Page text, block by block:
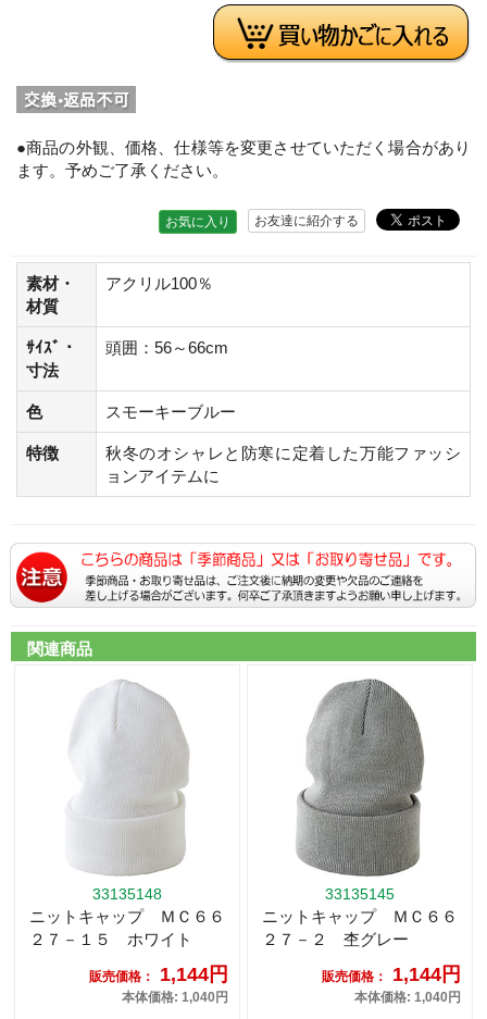
●商品の外観、価格、仕様等を変更させていただく場合があり
ます。予めご了承ください。
お友達に紹介する
お気に入り
素材・
材質
アクリル100％
ｻｲｽﾞ・
寸法
頭囲：56～66cm
色 スモーキーブルー
特徴
秋冬のオシャレと防寒に定着した万能ファッシ
ョンアイテムに
関連商品
33135148
ニットキャップ ＭＣ６６
２７－１５ ホワイト
販売価格： 1,144円
本体価格: 1,040円
33135145
ニットキャップ ＭＣ６６
２７－２ 杢グレー
販売価格： 1,144円
本体価格: 1,040円